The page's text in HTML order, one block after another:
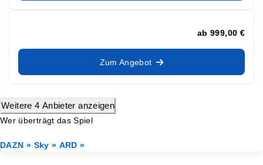
ab 999,00 €
Zum Angebot
Weitere 4 Anbieter anzeigen
Wer überträgt das Spiel
DAZN » Sky » ARD »